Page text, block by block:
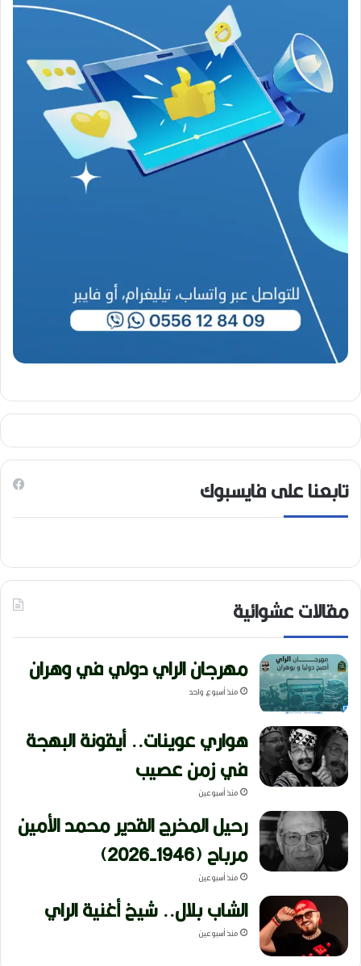
تابعنا على فايسبوك
مقالات عشوائية
مهرجان الراي دولي في وهران
منذ أسبوع واحد
هواري عوينات.. أيقونة البهجة
في زمن عصيب
منذ أسبوعين
رحيل المخرج القدير محمد الأمين
مرباح (1946-2026)
منذ أسبوعين
الشاب بلال.. شيخ أغنية الراي
منذ أسبوعين